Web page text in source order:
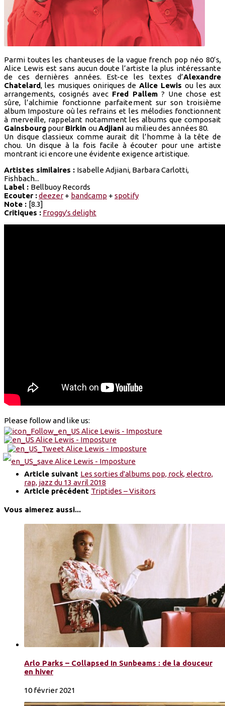
Parmi toutes les chanteuses de la vague french pop néo 80’s,
Alice Lewis est sans aucun doute l’artiste la plus intéressante
de ces dernières années. Est-ce les textes d’Alexandre
Chatelard, les musiques oniriques de Alice Lewisou les aux
arrangements, cosignés avec Fred Pallem ? Une chose est
sûre, l’alchimie fonctionne parfaitement sur son troisième
album Imposture où les refrains et les mélodies fonctionnent
à merveille, rappelant notamment les albums que composait
Gainsbourg pourBirkin ouAdjiani au milieu des années 80.
Un disque classieux comme aurait dit l’homme à la tête de
chou. Un disque à la fois facile à écouter pour une artiste
montrant ici encore une évidente exigence artistique.
Artistes similaires : Isabelle Adjiani, Barbara Carlotti,
Fishbach...
Label : Bellbuoy Records
Ecouter :deezer+ bandcamp + spotify
Note : [8.3]
Critiques : Froggy's delight
Please follow and like us:
Article suivant Les sorties d'albums pop, rock, electro,
rap, jazz du 13 avril 2018
Article précédent Triptides – Visitors
Vous aimerez aussi...
Arlo Parks – Collapsed In Sunbeams : de la douceur
en hiver
10 février 2021